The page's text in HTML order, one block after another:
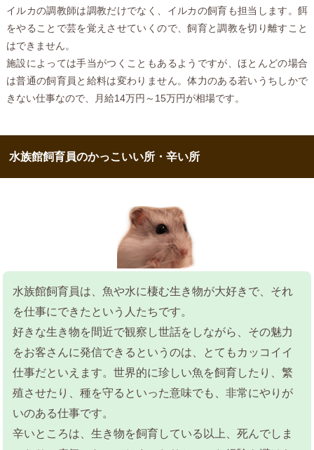
イルカの調教師は調教だけでなく、イルカの飼育も担当します。餌
をやることで芸を覚えさせていくので、飼育と調教を切り離すこと
はできません。
施設によっては手当がつくこともあるようですが、ほとんどの場合
は普通の飼育員と給料は変わりません。体力のある若いうちしかで
きない仕事なので、月給14万円～15万円が相場です。
水族館飼育員のかっこいい所・辛い所
水族館飼育員は、魚や水に棲む生き物が大好きで、それ
を仕事にできたという人たちです。
好きな生き物を間近で観察し世話をしながら、その魅力
をお客さんに発信できるというのは、とてもカッコイイ
仕事だといえます。世界的に珍しい魚を飼育したり、繁
殖させたり、種を守るといった意味でも、非常にやりが
いのある仕事です。
辛いところは、生き物を飼育している以上、死んでしま